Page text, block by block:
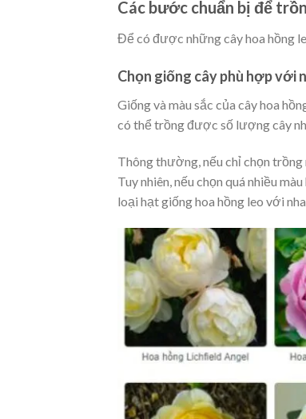
Các bước chuẩn bị để
Để có được những cây hoa hồng
Chọn giống cây phù hợp với
Giống và màu sắc của cây hoa
có thể trồng được số lượng cây
Thông thường, nếu chỉ chọn
Tuy nhiên, nếu chọn quá nhiều
loại hạt giống hoa hồng leo với